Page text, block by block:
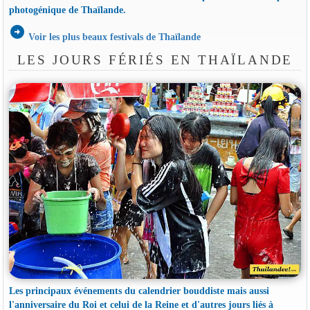
photogénique de Thaïlande.
arrow_circle_right Voir les plus beaux festivals de Thaïlande
LES JOURS FÉRIÉS EN THAÏLANDE
Les principaux événements du calendrier bouddiste mais aussi
l'anniversaire du Roi et celui de la Reine et d'autres jours liés à